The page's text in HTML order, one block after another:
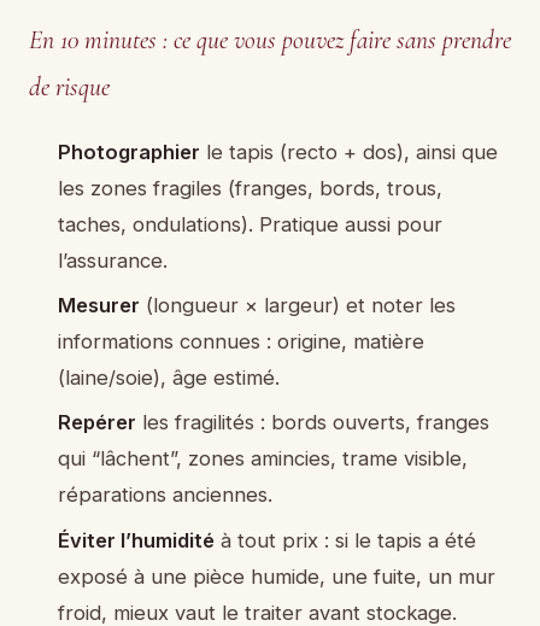
En 10 minutes : ce que vous pouvez faire sans prendre
de risque
Photographier le tapis (recto + dos), ainsi que
les zones fragiles (franges, bords, trous,
taches, ondulations). Pratique aussi pour
l’assurance.
Mesurer (longueur × largeur) et noter les
informations connues : origine, matière
(laine/soie), âge estimé.
Repérer les fragilités : bords ouverts, franges
qui “lâchent”, zones amincies, trame visible,
réparations anciennes.
Éviter l’humiditéà tout prix : si le tapis a été
exposé à une pièce humide, une fuite, un mur
froid, mieux vaut le traiter avant stockage.